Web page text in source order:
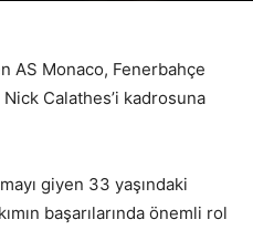
AS Monaco, Fenerbahçe
Nick Calathes’i kadrosuna
giyen 33 yaşındaki
başarılarında önemli rol